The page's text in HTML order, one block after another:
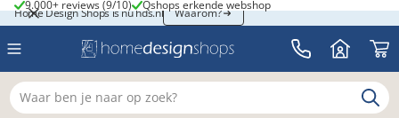
Home Design Shops is nu hds.nl
Home Design Shops is nu hds.nl Waarom?
9.000+ reviews (9/10)
9.000+ reviews (9/10) Qshops erkende webshop
Qshops erkende webshop
Waar ben je naar op zoek?